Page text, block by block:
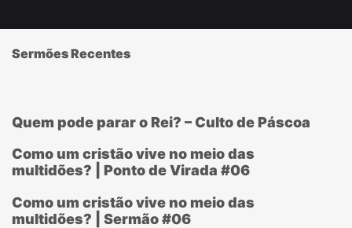
Sermões Recentes
Quem pode parar o Rei? – Culto de Páscoa
Como um cristão vive no meio das
multidões? | Ponto de Virada #06
Como um cristão vive no meio das
multidões? | Sermão #06